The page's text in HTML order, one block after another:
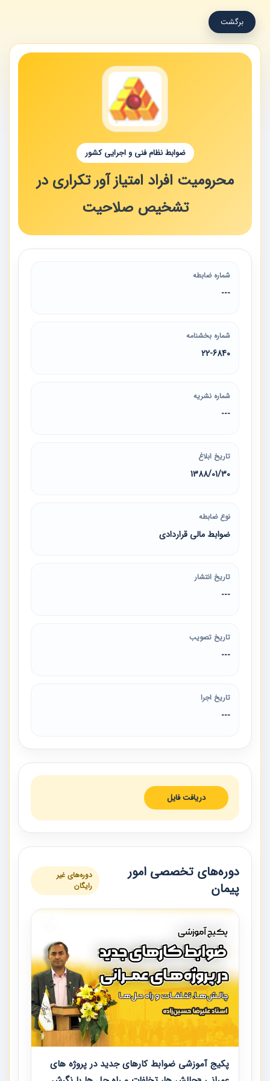
برگشت
ضوابط نظام فنی و اجرایی کشور
محرومیت افراد امتیاز آور تکراری در
تشخیص صلاحیت
شماره ضابطه
---
شماره بخشنامه
22-6840
شماره نشریه
---
تاریخ ابلاغ
1388/01/30
نوع ضابطه
ضوابط مالی قراردادی
تاریخ انتشار
---
تاریخ تصویب
---
تاریخ اجرا
---
دریافت فایل
دوره‌های تخصصی امور
پیمان
دوره‌های غیر
رایگان
پکیج آموزشی ضوابط کارهای جدید در پروژه های